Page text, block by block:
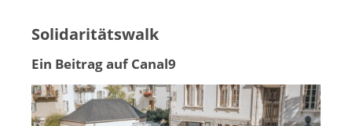
Solidaritätswalk
Ein Beitrag auf Canal9